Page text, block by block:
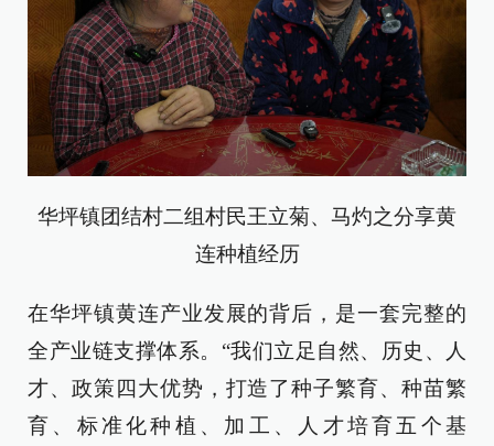
华坪镇团结村二组村民王立菊、马灼之分享黄
连种植经历
在华坪镇黄连产业发展的背后，是一套完整的
全产业链支撑体系。“我们立足自然、历史、人
才、政策四大优势，打造了种子繁育、种苗繁
育、标准化种植、加工、人才培育五个基